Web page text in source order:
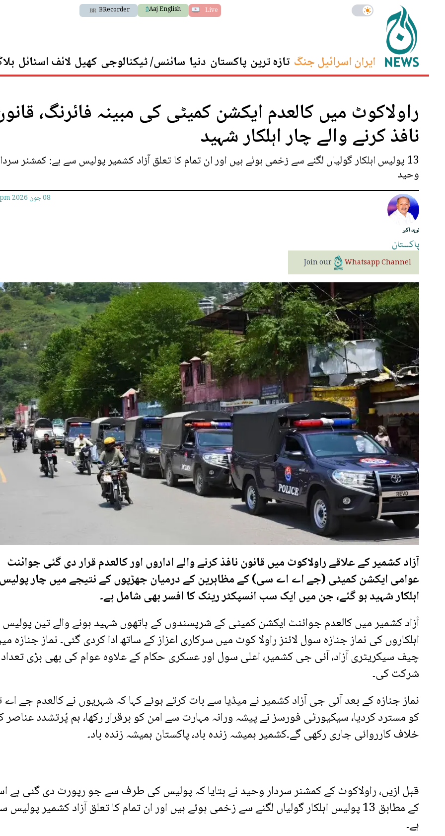
Live
Aaj English
BRecorder
ایران اسرائیل جنگ تازہ ترین پاکستان دنیا سائنس/ ٹیکنالوجی کھیل لائف اسٹائل
راولاکوٹ میں کالعدم ایکشن کمیٹی کی مبینہ فائرنگ،
نافذ کرنے والے چار اہلکار شہید
13 پولیس اہلکار گولیاں لگنے سے زخمی ہوئے ہیں اور ان تمام کا تعلق آزاد کشمیر پولیس سے ہے: کمشنر
وحید
نوید اکبر
08 جون 2026
پاکستان
Join our Whatsapp Channel
آزاد کشمیر کے علاقے راولاکوٹ میں قانون نافذ کرنے والے اداروں اور کالعدم قرار دی گئی جوائنٹ
عوامی ایکشن کمیٹی (جے اے اے سی) کے مظاہرین کے درمیان جھڑپوں کے نتیجے میں چار
اہلکار شہید ہو گئے، جن میں ایک سب انسپکٹر رینک کا افسر بھی شامل ہے۔
آزاد کشمیر میں کالعدم جوائنٹ ایکشن کمیٹی کے شرپسندوں کے ہاتھوں شہید ہونے والے تین پولیس
اہلکاروں کی نماز جنازہ سول لائنز راولا کوٹ میں سرکاری اعزاز کے ساتھ ادا کردی گئی۔ نماز جنازہ
چیف سیکریٹری آزاد، آئی جی کشمیر، اعلی سول اور عسکری حکام کے علاوہ عوام کی بھی بڑی
شرکت کی۔
نماز جنازہ کے بعد آئی جی آزاد کشمیر نے میڈیا سے بات کرتے ہوئے کہا کہ شہریوں نے کالعدم جے
کو مسترد کردیا، سیکیورٹی فورسز نے پیشہ ورانہ مہارت سے امن کو برقرار رکھا، ہم پُرتشدد عناصر
خلاف کارروائی جاری رکھی گے۔کشمیر ہمیشہ زندہ باد، پاکستان ہمیشہ زندہ باد۔
قبل ازیں، راولاکوٹ کے کمشنر سردار وحید نے بتایا کہ پولیس کی طرف سے جو رپورٹ دی گئی ہے
کے مطابق 13 پولیس اہلکار گولیاں لگنے سے زخمی ہوئے ہیں اور ان تمام کا تعلق آزاد کشمیر پولیس
ہے۔